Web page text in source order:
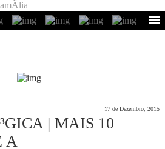
17 de Dezembro, 2015
| MAIS 10
A